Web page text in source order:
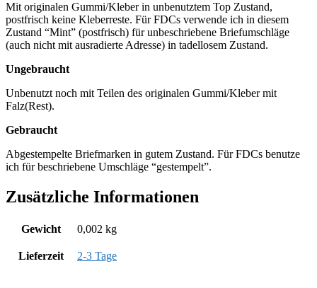
Mit originalen Gummi/Kleber in unbenutztem Top Zustand,
postfrisch keine Kleberreste. Für FDCs verwende ich in diesem
Zustand “Mint” (postfrisch) für unbeschriebene Briefumschläge
(auch nicht mit ausradierte Adresse) in tadellosem Zustand.
Ungebraucht
Unbenutzt noch mit Teilen des originalen Gummi/Kleber mit
Falz(Rest).
Gebraucht
Abgestempelte Briefmarken in gutem Zustand. Für FDCs benutze
ich für beschriebene Umschläge “gestempelt”.
Zusätzliche Informationen
Gewicht 0,002 kg
Lieferzeit 2-3 Tage